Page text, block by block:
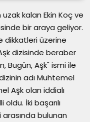
kalan Ekin Koç ve
bir araya geliyor.
dikkatleri üzerine
dizisinde beraber
Bugün, Aşk" ismi ile
adı Muhtemel
Aşk olan iddialı
İki başarılı
bulunan